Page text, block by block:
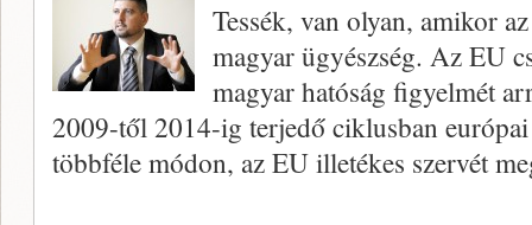
Tessék, van olyan, amikor
magyar ügyészség. Az EU
magyar hatóság figyelmét
2009-től 2014-ig terjedő ciklusban
többféle módon, az EU illetékes szervét